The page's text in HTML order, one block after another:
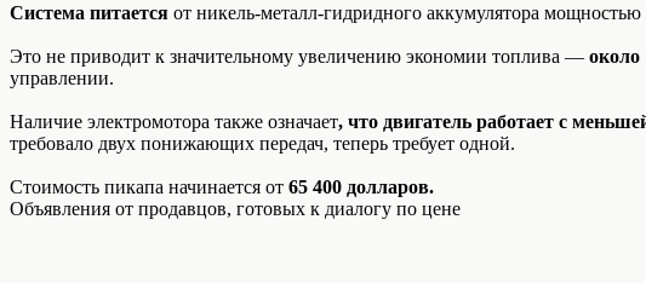
Система питается от никель-металл-гидридного аккумулятора
Это не приводит к значительному увеличению экономии топлива — около
управлении.
Наличие электромотора также означает, что двигатель работает с
требовало двух понижающих передач, теперь требует одной.
Стоимость пикапа начинается от 65 400 долларов.
Объявления от продавцов, готовых к диалогу по цене